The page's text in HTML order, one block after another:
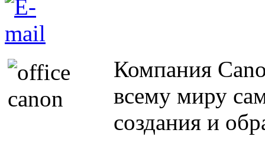
Компания
всему миру
создания и